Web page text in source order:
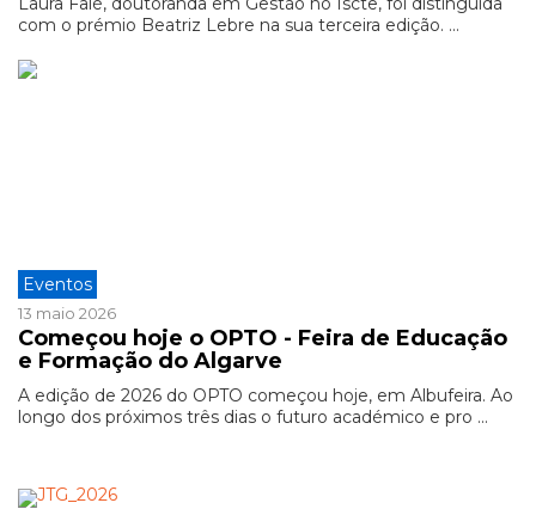
com o prémio Beatriz Lebre na sua terceira edição. ...
Eventos
13 maio 2026
Começou hoje o OPTO - Feira de Educação
e Formação do Algarve
A edição de 2026 do OPTO começou hoje, em Albufeira. Ao
longo dos próximos três dias o futuro académico e pro ...